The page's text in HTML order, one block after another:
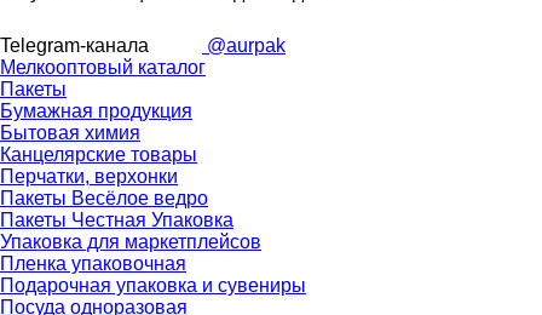
Telegram-канала
@aurpak
Мелкооптовый каталог
Пакеты
Бумажная продукция
Бытовая химия
Канцелярские товары
Перчатки, верхонки
Пакеты Весёлое ведро
Пакеты Честная Упаковка
Упаковка для маркетплейсов
Пленка упаковочная
Подарочная упаковка и сувениры
Посуда одноразовая